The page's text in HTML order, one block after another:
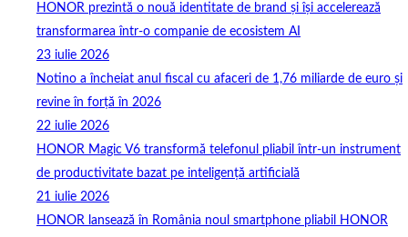
HONOR prezintă o nouă identitate de brand și își accelerează
transformarea într-o companie de ecosistem AI
23 iulie 2026
Notino a încheiat anul fiscal cu afaceri de 1,76 miliarde de euro și
revine în forță în 2026
22 iulie 2026
HONOR Magic V6 transformă telefonul pliabil într-un instrument
de productivitate bazat pe inteligență artificială
21 iulie 2026
HONOR lansează în România noul smartphone pliabil HONOR